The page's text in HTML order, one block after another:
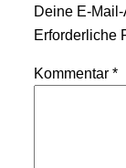
Deine E-
Erforderliche
Kommentar *